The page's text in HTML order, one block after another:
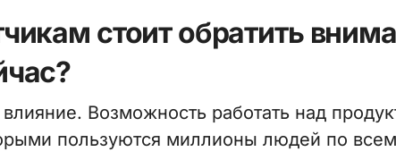
стоит обратить
Возможность работать над
пользуются миллионы людей по